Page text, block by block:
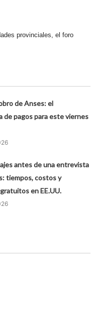
provinciales, el foro
de Anses: el
de pagos para este viernes
antes de una entrevista
tiempos, costos y
en EE.UU.